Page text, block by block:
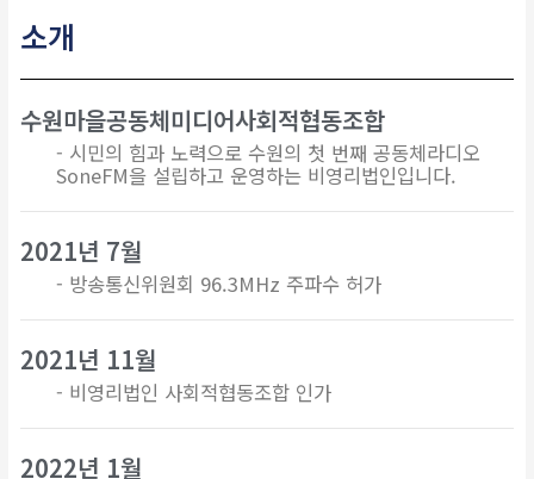
소개
수원마을공동체미디어사회적협동조합
- 시민의 힘과 노력으로 수원의 첫 번째 공동체라디오
SoneFM을 설립하고 운영하는 비영리법인입니다.
2021년 7월
- 방송통신위원회 96.3MHz 주파수 허가
2021년 11월
- 비영리법인 사회적협동조합 인가
2022년 1월